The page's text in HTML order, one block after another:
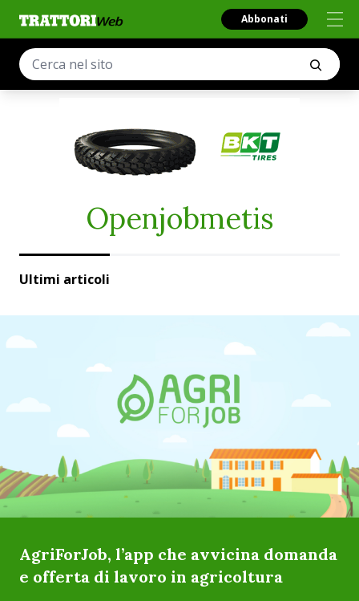
Abbonati
Openjobmetis
Ultimi articoli
AgriForJob, l’app che avvicina domanda
e offerta di lavoro in agricoltura